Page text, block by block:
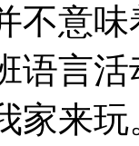
不意
语言
家来